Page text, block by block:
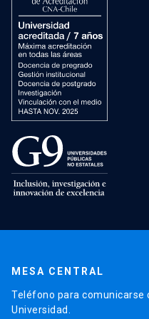
MESA CENTRAL
Teléfono para comunicarse
Universidad.